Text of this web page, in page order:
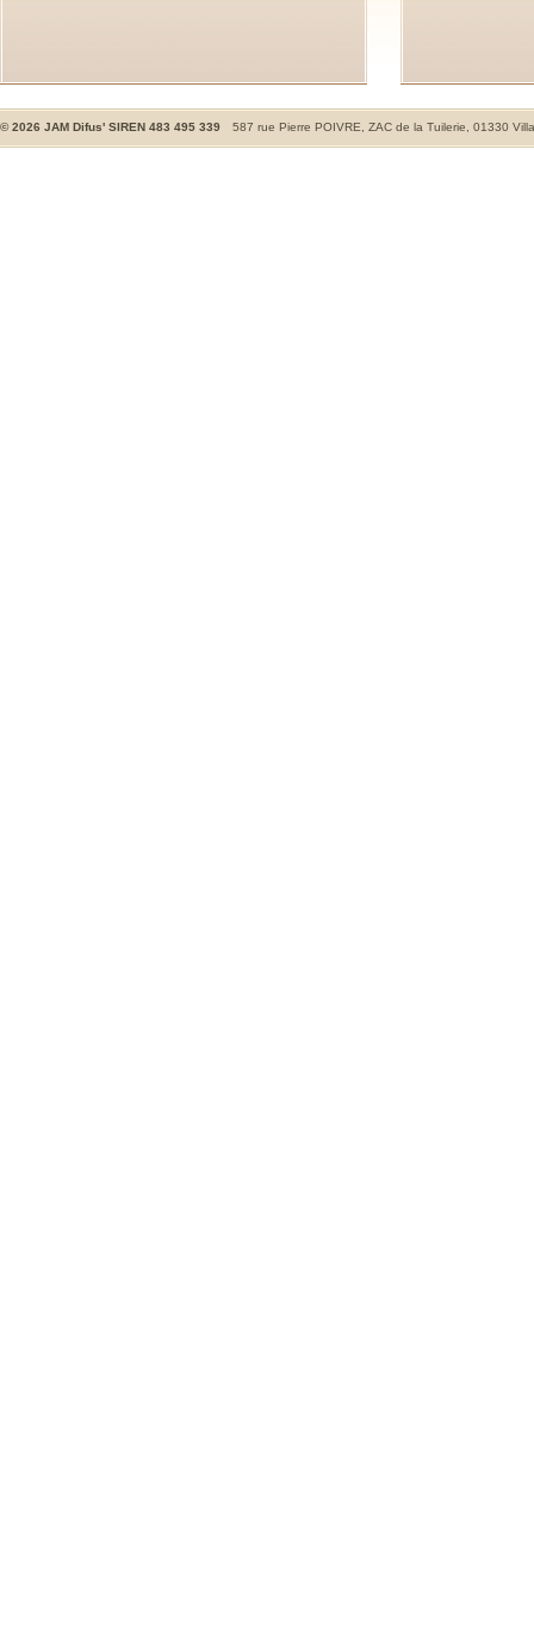
©2026 JAM Difus' SIREN 483 495 339 587 rue Pierre POIVRE, ZAC de la Tuilerie, 01330